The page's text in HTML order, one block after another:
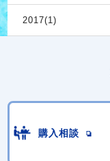
2017(1)
購入相談